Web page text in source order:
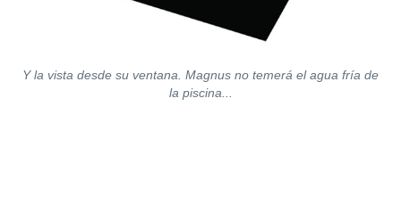
Y la vista desde su ventana. Magnus no temerá el agua fría de
la piscina...